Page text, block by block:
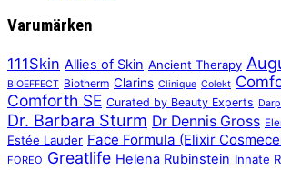
Varumärken
111Skin Allies of Skin Ancient Therapy
BIOEFFECT Biotherm Clarins Clinique Colekt
Comforth SE Curated by Beauty Experts
Dr. Barbara Sturm Dr Dennis Gross
Estée Lauder Face Formula (Elixir
FOREO Greatlife Helena Rubinstein Innate